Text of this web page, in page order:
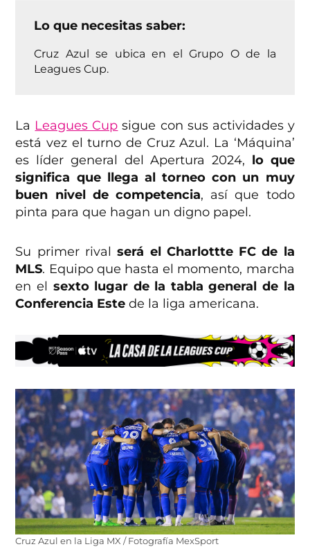
Lo que necesitas saber:
Cruz Azul se ubica en el Grupo O de la
Leagues Cup.
La Leagues Cup sigue con sus actividades y
está vez el turno de Cruz Azul. La ‘Máquina’
es líder general del Apertura 2024, lo que
significa que llega al torneo con un muy
buen nivel de competencia, así que todo
pinta para que hagan un digno papel.
Su primer rivalserá el Charlottte FC de la
MLS. Equipo que hasta el momento, marcha
en el sexto lugar de la tabla general de la
Conferencia Este de la liga americana.
Cruz Azul en la Liga MX / Fotografía MexSport